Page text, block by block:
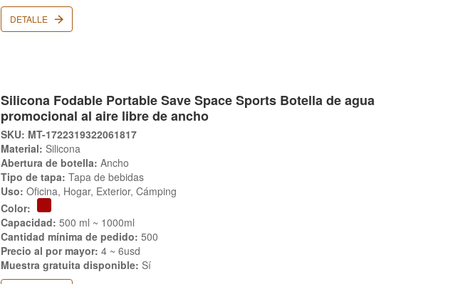
DETALLE
Silicona Fodable Portable Save Space Sports Botella de agua
promocional al aire libre de ancho
SKU: MT-1722319322061817
Material: Silicona
Abertura de botella: Ancho
Tipo de tapa: Tapa de bebidas
Uso: Oficina, Hogar, Exterior, Cámping
Color:
Capacidad: 500 ml ~ 1000ml
Cantidad mínima de pedido: 500
Precio al por mayor: 4 ~ 6usd
Muestra gratuita disponible: Sí